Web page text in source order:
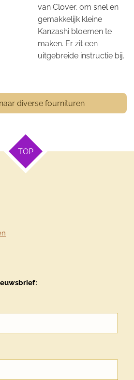
van Clover, om snel en
gemakkelijk kleine
Kanzashi bloemen te
maken. Er zit een
uitgebreide instructie bij.
diverse fournituren
TOP